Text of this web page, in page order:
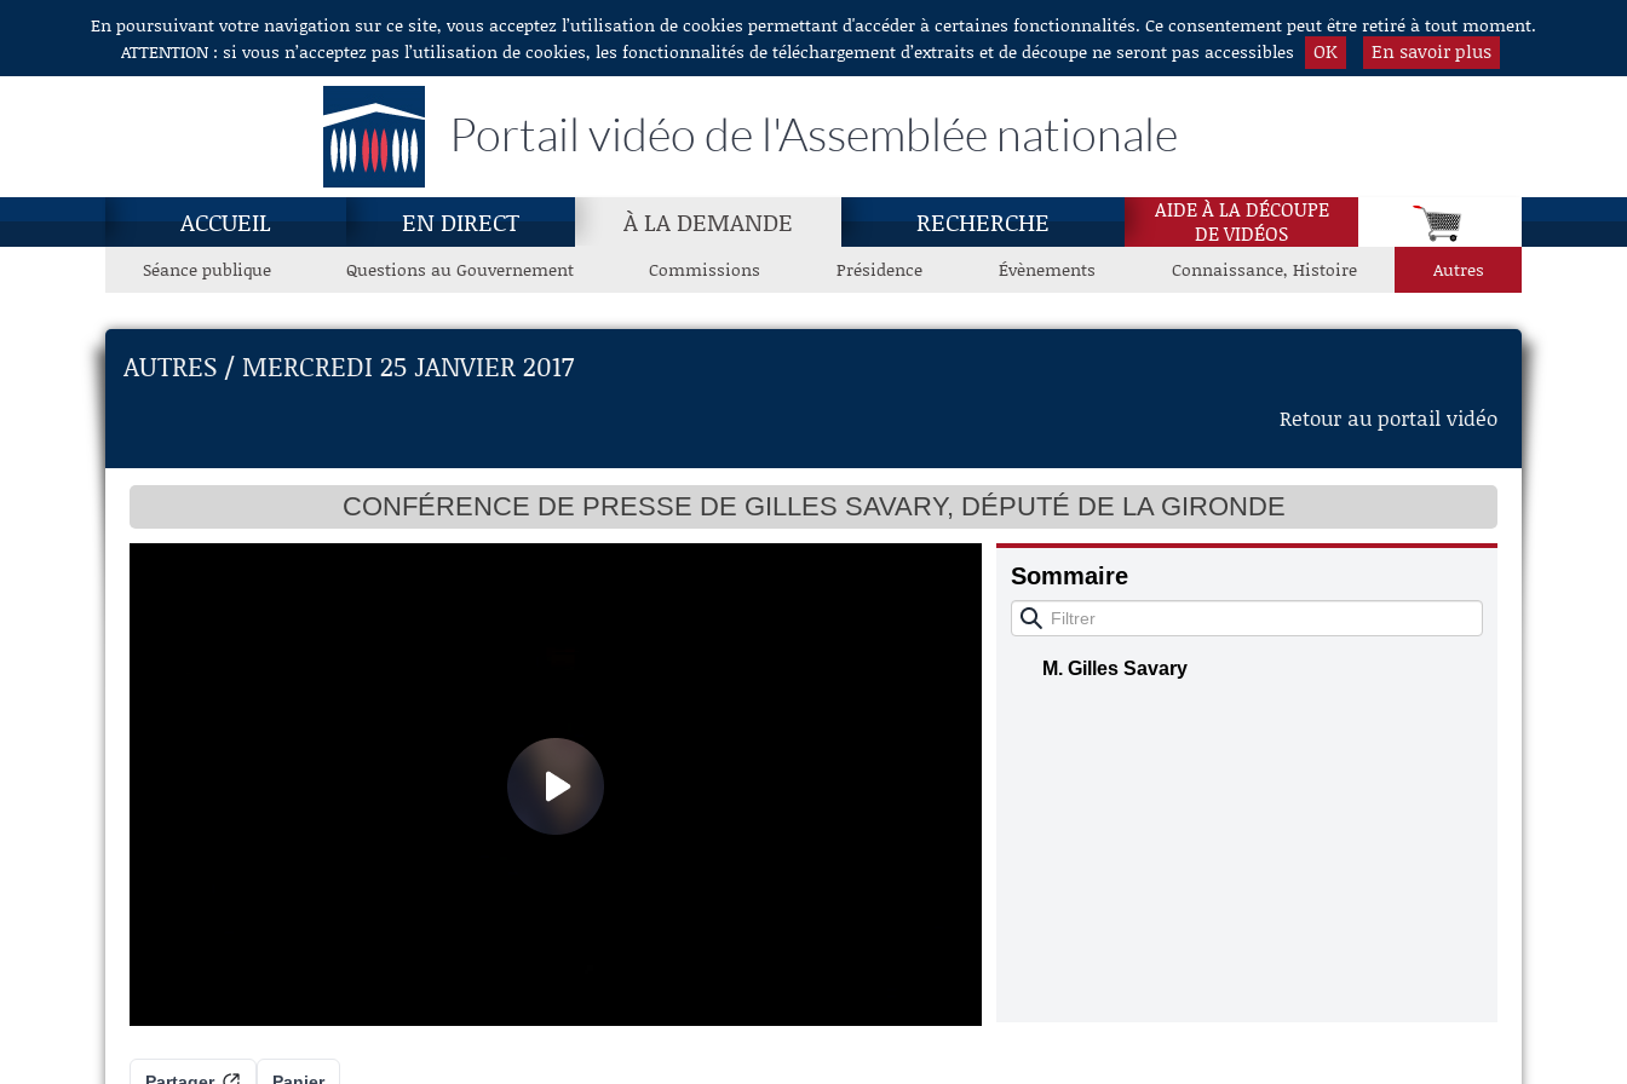
Aller au contenuEn poursuivant votre navigation sur ce site, vous acceptez l’utilisation de cookies permettant d'accéder à certaines fonctionnalités. Ce consentement peut être retiré à tout moment.
ATTENTION : si vous n’acceptez pas l’utilisation de cookies, les fonctionnalités de téléchargement d’extraits et de découpe ne seront pas accessibles
OK En savoir plus
Portail vidéo de l'Assemblée nationale
ACCUEIL EN DIRECT À LA DEMANDE RECHERCHE
AIDE À LA DÉCOUPE
DE VIDÉOS
Séance publique Questions au Gouvernement Commissions Présidence Évènements Connaissance, Histoire Autres
AUTRES / MERCREDI 25 JANVIER 2017
Retour au portail vidéo
CONFÉRENCE DE PRESSE DE GILLES SAVARY, DÉPUTÉ DE LA GIRONDE
Sommaire
M. Gilles Savary